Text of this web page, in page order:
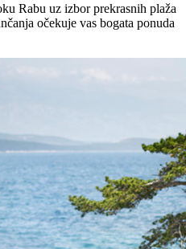
Rabu uz izbor prekrasnih plaža
očekuje vas bogata ponuda